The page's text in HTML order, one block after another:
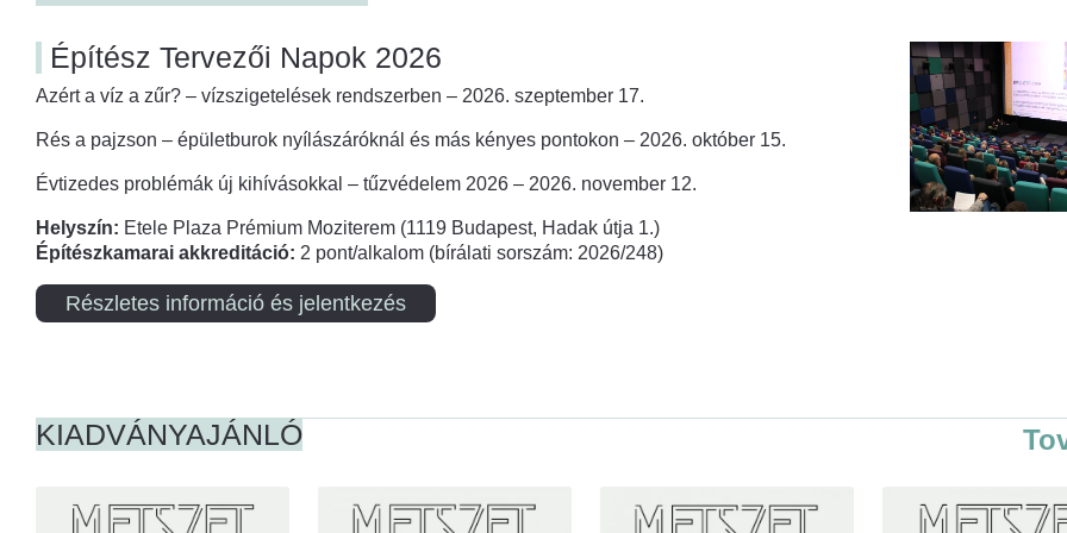
Építész Tervezői Napok 2026
Azért a víz a zűr? – vízszigetelések rendszerben – 2026. szeptember 17.
Rés a pajzson – épületburok nyílászáróknál és más kényes pontokon – 2026. október 15.
Évtizedes problémák új kihívásokkal – tűzvédelem 2026 – 2026. november 12.
Helyszín: Etele Plaza Prémium Moziterem (1119 Budapest, Hadak útja 1.)
Építészkamarai akkreditáció: 2 pont/alkalom (bírálati sorszám: 2026/248)
Részletes információ és jelentkezés
KIADVÁNYAJÁNLÓ